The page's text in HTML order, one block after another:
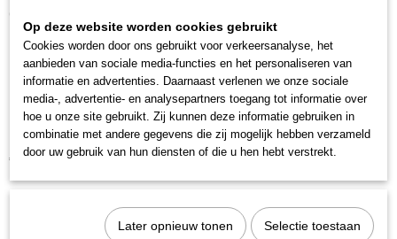
Kraftwerk 3413 Steek-/ringratelsleutel 13 mm
€ 13,04
Op deze website worden cookies gebruikt
Cookies worden door ons gebruikt voor verkeersanalyse, het
aanbieden van sociale media-functies en het personaliseren van
informatie en advertenties. Daarnaast verlenen we onze sociale
media-, advertentie- en analysepartners toegang tot informatie over
hoe u onze site gebruikt. Zij kunnen deze informatie gebruiken in
combinatie met andere gegevens die zij mogelijk hebben verzameld
door uw gebruik van hun diensten of die u hen hebt verstrekt.
Later opnieuw tonen Selectie toestaan